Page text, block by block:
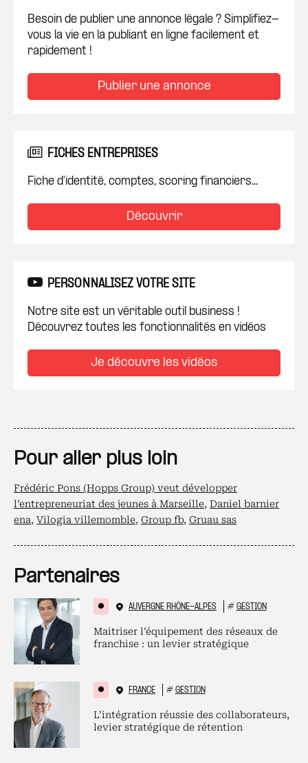
Besoin de publier une annonce légale ? Simplifiez-
vous la vie en la publiant en ligne facilement et
rapidement !
Publier une annonce
FICHES ENTREPRISES
Fiche d'identité, comptes, scoring financiers...
Découvrir
PERSONNALISEZ VOTRE SITE
Notre site est un véritable outil business !
Découvrez toutes les fonctionnalités en vidéos
Je découvre les vidéos
Pour aller plus loin
Frédéric Pons (Hopps Group) veut développer
l’entrepreneuriat des jeunes à Marseille, Daniel barnier
ena, Vilogia villemomble, Group fb, Gruau sas
Partenaires
AUVERGNE RHÔNE-ALPES # GESTION
Maitriser l’équipement des réseaux de
franchise : un levier stratégique
FRANCE # GESTION
L’intégration réussie des collaborateurs,
levier stratégique de rétention